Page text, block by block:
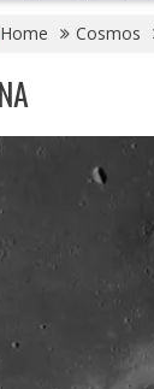
Home Cosmos